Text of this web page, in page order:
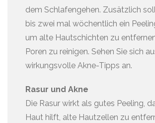
dem Schlafengehen. Zusätzlich
bis zwei mal wöchentlich ein
um alte Hautschichten zu
Poren zu reinigen. Sehen Sie sich
wirkungsvolle Akne-Tipps an.
Rasur und Akne
Die Rasur wirkt als gutes Peeling,
Haut hilft, alte Hautzellen zu